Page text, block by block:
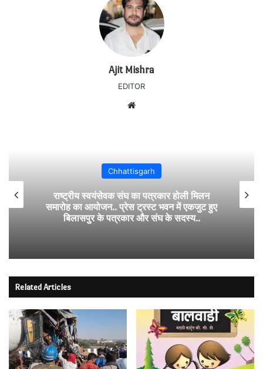
Ajit Mishra
EDITOR
Chhattisgarh
राष्ट्रीय स्वयंसेवक संघ का पत्रकार होली मिलन
समारोह का आयोजन.. प्रेस ट्रस्ट भवन में एकजुट हुए
बिलासपुर के पत्रकार और संघ के सदस्य..
Related Articles